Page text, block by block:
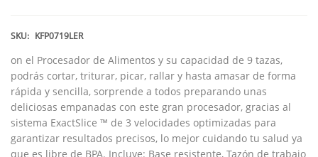
SKU: KFP0719LER
on el Procesador de Alimentos y su capacidad de 9 tazas,
podrás cortar, triturar, picar, rallar y hasta amasar de forma
rápida y sencilla, sorprende a todos preparando unas
deliciosas empanadas con este gran procesador, gracias al
sistema ExactSlice ™ de 3 velocidades optimizadas para
garantizar resultados precisos, lo mejor cuidando tu salud ya
que es libre de BPA. Incluye: Base resistente, Tazón de trabajo